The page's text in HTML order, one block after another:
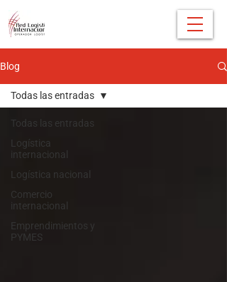
Blog
Todas las entradas
Logística
internacional
Logística nacional
Comercio
internacional
Emprendimientos y
PYMES
Todas las entradas